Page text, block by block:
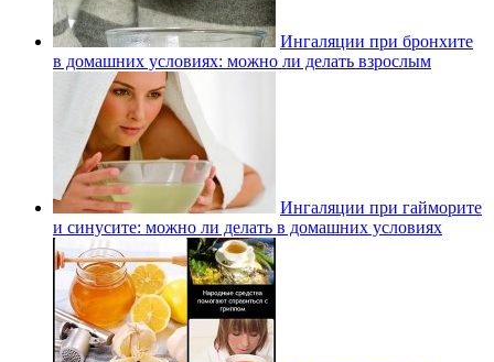
Ингаляции при бронхите
в домашних условиях: можно ли делать взрослым
Ингаляции при гайморите
и синусите: можно ли делать в домашних условиях